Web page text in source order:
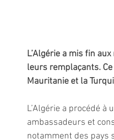
L’Algérie a mis fin
leurs remplaçants.
Mauritanie et la
L’Algérie a procédé
ambassadeurs et
notamment des pays